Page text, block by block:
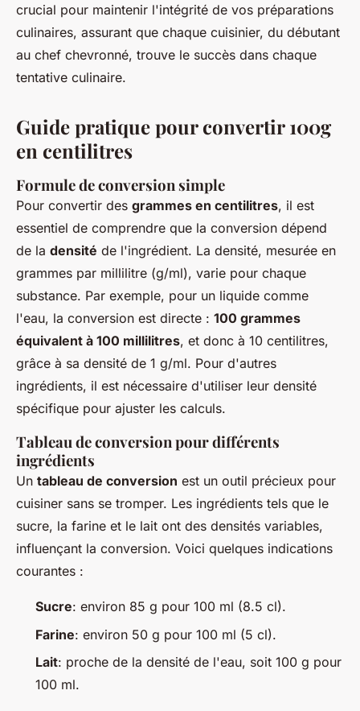
crucial pour maintenir l'intégrité de vos préparations
culinaires, assurant que chaque cuisinier, du débutant
au chef chevronné, trouve le succès dans chaque
tentative culinaire.
Guide pratique pour convertir 100g
en centilitres
Formule de conversion simple
Pour convertir des grammes en centilitres, il est
essentiel de comprendre que la conversion dépend
de la densité de l'ingrédient. La densité, mesurée en
grammes par millilitre (g/ml), varie pour chaque
substance. Par exemple, pour un liquide comme
l'eau, la conversion est directe : 100 grammes
équivalent à 100 millilitres, et donc à 10 centilitres,
grâce à sa densité de 1 g/ml. Pour d'autres
ingrédients, il est nécessaire d'utiliser leur densité
spécifique pour ajuster les calculs.
Tableau de conversion pour différents
ingrédients
Un tableau de conversion est un outil précieux pour
cuisiner sans se tromper. Les ingrédients tels que le
sucre, la farine et le lait ont des densités variables,
influençant la conversion. Voici quelques indications
courantes :
Sucre: environ 85 g pour 100 ml (8.5 cl).
Farine: environ 50 g pour 100 ml (5 cl).
Lait: proche de la densité de l'eau, soit 100 g pour
100 ml.